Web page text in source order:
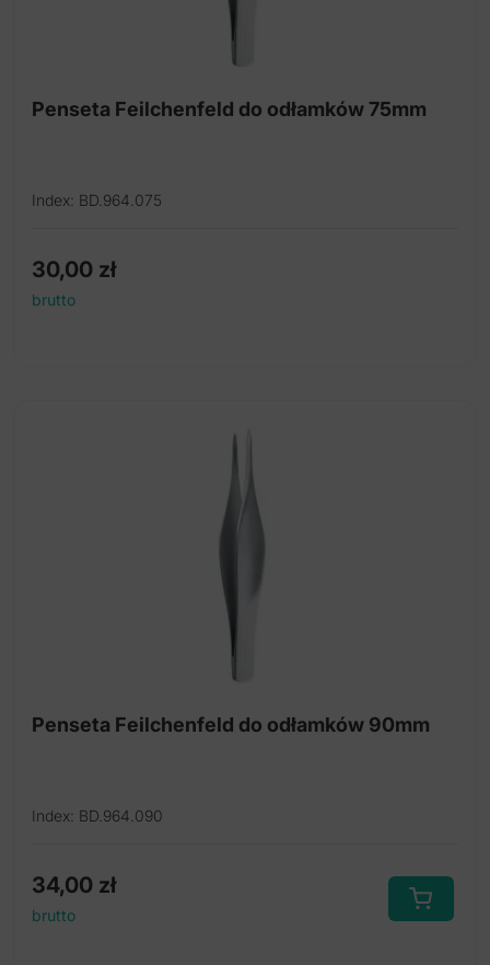
Penseta Feilchenfeld do odłamków 75mm
Index: BD.964.075
30,00 zł
brutto
Penseta Feilchenfeld do odłamków 90mm
Index: BD.964.090
34,00 zł
brutto